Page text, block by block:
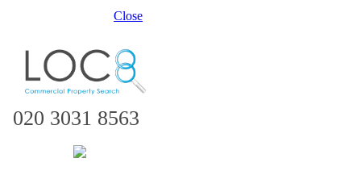
Close
020 3031 8563